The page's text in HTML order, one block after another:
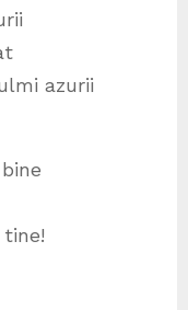
azurii